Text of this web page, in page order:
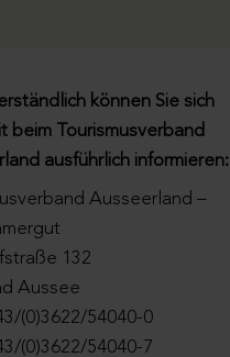
können Sie sich
beim Tourismusverband
ausführlich informieren:
Ausseerland –
132
Aussee
(0)3622/54040-0
(0)3622/54040-7